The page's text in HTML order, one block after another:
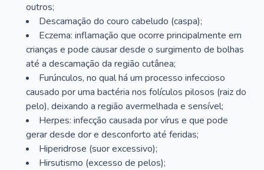
outros;
Descamação do couro cabeludo (caspa);
Eczema: inflamação que ocorre principalmente em
crianças e pode causar desde o surgimento de bolhas
até a descamação da região cutânea;
Furúnculos, no qual há um processo infeccioso
causado por uma bactéria nos folículos pilosos (raiz do
pelo), deixando a região avermelhada e sensível;
Herpes: infecção causada por vírus e que pode
gerar desde dor e desconforto até feridas;
Hiperidrose (suor excessivo);
Hirsutismo (excesso de pelos);